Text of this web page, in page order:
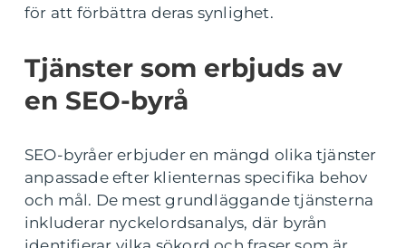
för att förbättra deras synlighet.
Tjänster som erbjuds av
en SEO-byrå
SEO-byråer erbjuder en mängd olika tjänster
anpassade efter klienternas specifika behov
och mål. De mest grundläggande tjänsterna
inkluderar nyckelordsanalys, där byrån